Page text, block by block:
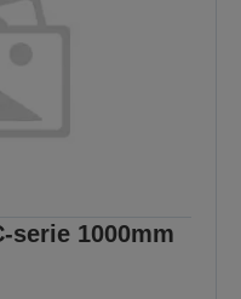
serie 1000mm